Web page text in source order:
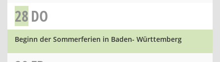
28DO
Beginn der Sommerferien in Baden- Württemberg